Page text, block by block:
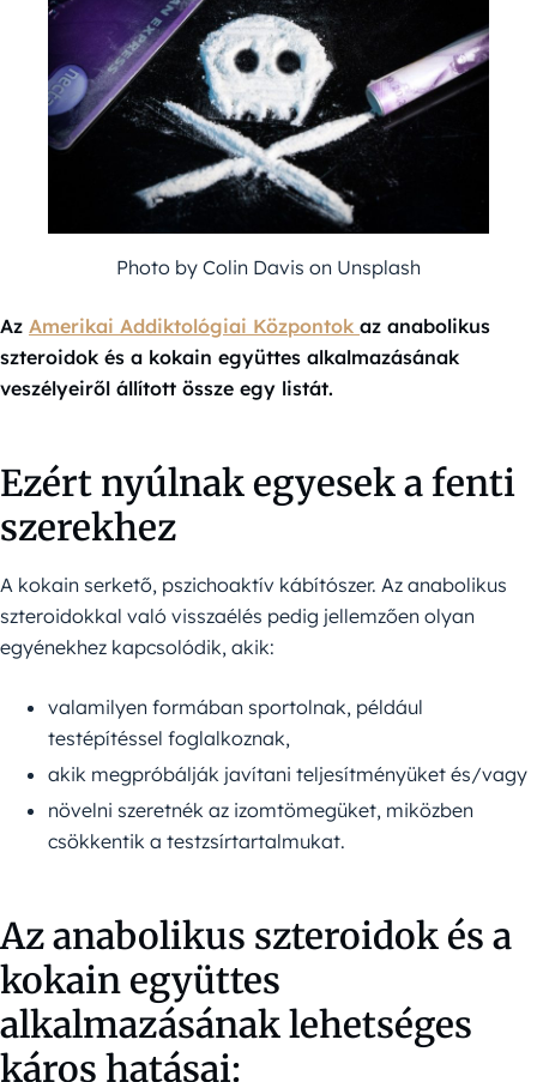
Photo by Colin Davis on Unsplash
Az Amerikai Addiktológiai Központok az anabolikus
szteroidok és a kokain együttes alkalmazásának
veszélyeiről állított össze egy listát.
Ezért nyúlnak egyesek a fenti
szerekhez
A kokain serkető, pszichoaktív kábítószer. Az anabolikus
szteroidokkal való visszaélés pedig jellemzően olyan
egyénekhez kapcsolódik, akik:
valamilyen formában sportolnak, például
testépítéssel foglalkoznak,
akik megpróbálják javítani teljesítményüket és/vagy
növelni szeretnék az izomtömegüket, miközben
csökkentik a testzsírtartalmukat.
Az anabolikus szteroidok és a
kokain együttes
alkalmazásának lehetséges
káros hatásai: